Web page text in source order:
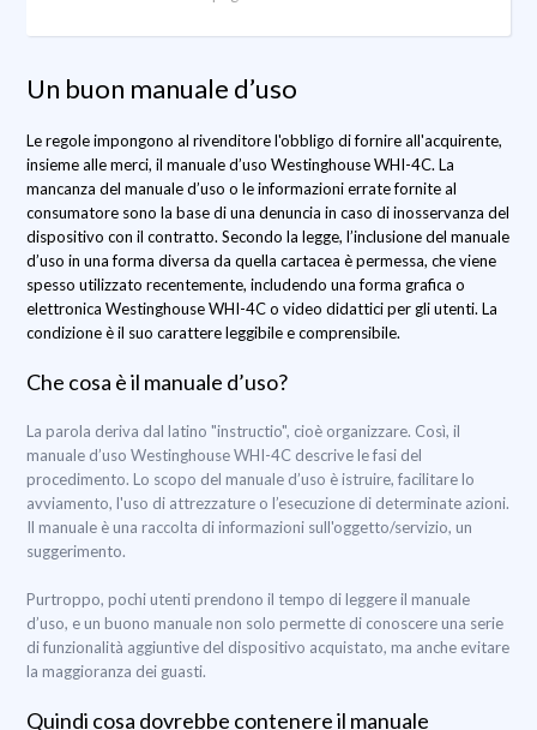
Un buon manuale d’uso
Le regole impongono al rivenditore l'obbligo di fornire all'acquirente,
insieme alle merci, il manuale d’uso Westinghouse WHI-4C. La
mancanza del manuale d’uso o le informazioni errate fornite al
consumatore sono la base di una denuncia in caso di inosservanza del
dispositivo con il contratto. Secondo la legge, l’inclusione del manuale
d’uso in una forma diversa da quella cartacea è permessa, che viene
spesso utilizzato recentemente, includendo una forma grafica o
elettronica Westinghouse WHI-4C o video didattici per gli utenti. La
condizione è il suo carattere leggibile e comprensibile.
Che cosa è il manuale d’uso?
La parola deriva dal latino "instructio", cioè organizzare. Così, il
manuale d’uso Westinghouse WHI-4C descrive le fasi del
procedimento. Lo scopo del manuale d’uso è istruire, facilitare lo
avviamento, l'uso di attrezzature o l’esecuzione di determinate azioni.
Il manuale è una raccolta di informazioni sull'oggetto/servizio, un
suggerimento.
Purtroppo, pochi utenti prendono il tempo di leggere il manuale
d’uso, e un buono manuale non solo permette di conoscere una serie
di funzionalità aggiuntive del dispositivo acquistato, ma anche evitare
la maggioranza dei guasti.
Quindi cosa dovrebbe contenere il manuale